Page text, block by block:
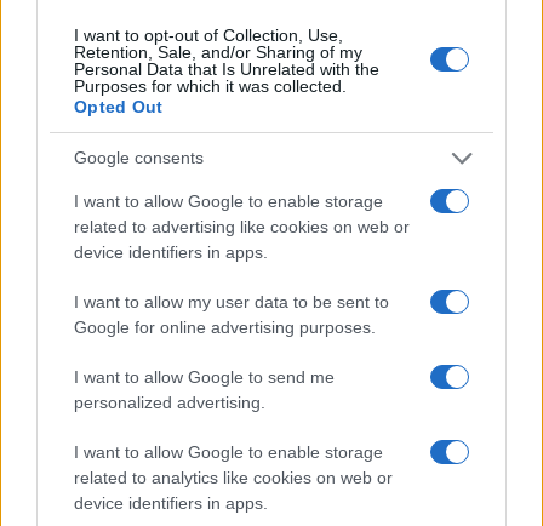
I want to opt-out of Collection, Use,
Retention, Sale, and/or Sharing of my
Personal Data that Is Unrelated with the
Purposes for which it was collected.
Opted Out
Google consents
I want to allow Google to enable storage
related to advertising like cookies on web or
device identifiers in apps.
I want to allow my user data to be sent to
Google for online advertising purposes.
I want to allow Google to send me
personalized advertising.
I want to allow Google to enable storage
related to analytics like cookies on web or
device identifiers in apps.
incontrano in Calabria
Camilla Pellegrini · 16 Lug 2026
PIÙ LETTI